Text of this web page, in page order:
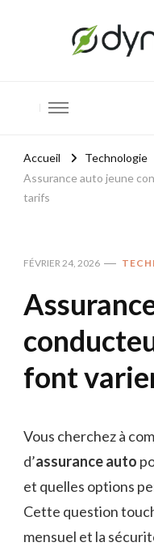
Accueil
Technologie
Assurance auto jeune
tarifs
FÉVRIER 24, 2026
font
Vous cherchez à
d’assurance auto
et quelles options
Cette question
mensuel et la